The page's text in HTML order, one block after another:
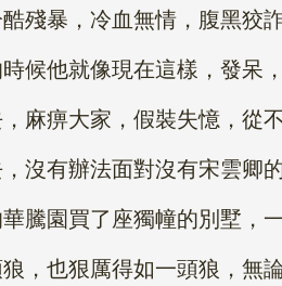
暴，冷血無情，腹黑狡詐
他就像現在這樣，發呆
痹大家，假裝失憶，從不
有辦法面對沒有宋雲卿的
園買了座獨幢的別墅，一
也狠厲得如一頭狼，無論